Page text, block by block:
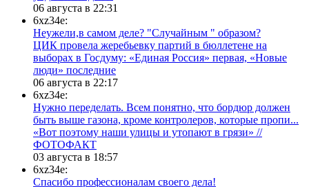
06 августа в 22:31
6xz34e:
Неужели,в самом деле? "Случайным " образом?
ЦИК провела жеребьевку партий в бюллетене на
выборах в Госдуму: «Единая Россия» первая, «Новые
люди» последние
06 августа в 22:17
6xz34e:
Нужно переделать. Всем понятно, что бордюр должен
быть выше газона, кроме контролеров, которые пропи...
«Вот поэтому наши улицы и утопают в грязи» //
ФОТОФАКТ
03 августа в 18:57
6xz34e:
Спасибо профессионалам своего дела!